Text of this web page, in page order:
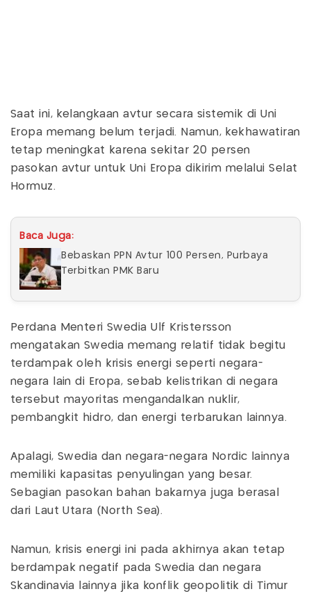
Saat ini, kelangkaan avtur secara sistemik di Uni
Eropa memang belum terjadi. Namun, kekhawatiran
tetap meningkat karena sekitar 20 persen
pasokan avtur untuk Uni Eropa dikirim melalui Selat
Hormuz.
Baca Juga:
Bebaskan PPN Avtur 100 Persen, Purbaya
Terbitkan PMK Baru
Perdana Menteri Swedia Ulf Kristersson
mengatakan Swedia memang relatif tidak begitu
terdampak oleh krisis energi seperti negara-
negara lain di Eropa, sebab kelistrikan di negara
tersebut mayoritas mengandalkan nuklir,
pembangkit hidro, dan energi terbarukan lainnya.
Apalagi, Swedia dan negara-negara Nordic lainnya
memiliki kapasitas penyulingan yang besar.
Sebagian pasokan bahan bakarnya juga berasal
dari Laut Utara (North Sea).
Namun, krisis energi ini pada akhirnya akan tetap
berdampak negatif pada Swedia dan negara
Skandinavia lainnya jika konflik geopolitik di Timur